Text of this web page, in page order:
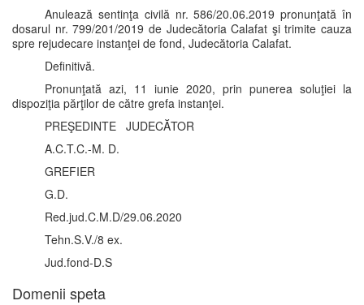
Anulează sentinţa civilă nr. 586/20.06.2019 pronunţată în
dosarul nr. 799/201/2019 de Judecătoria Calafat şi trimite cauza
spre rejudecare instanţei de fond, Judecătoria Calafat.
Definitivă.
Pronunţată azi, 11 iunie 2020, prin punerea soluţiei la
dispoziţia părţilor de către grefa instanţei.
PREŞEDINTE JUDECĂTOR
A.C.T.C.-M. D.
GREFIER
G.D.
Red.jud.C.M.D/29.06.2020
Tehn.S.V./8 ex.
Jud.fond-D.S
Domenii speta